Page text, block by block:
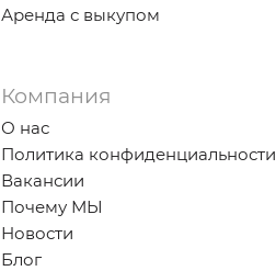
Аренда с выкупом
Компания
О нас
Политика конфиденциальности
Вакансии
Почему МЫ
Новости
Блог